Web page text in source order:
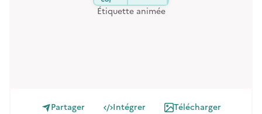
Étiquette animée
Partager Intégrer Télécharger